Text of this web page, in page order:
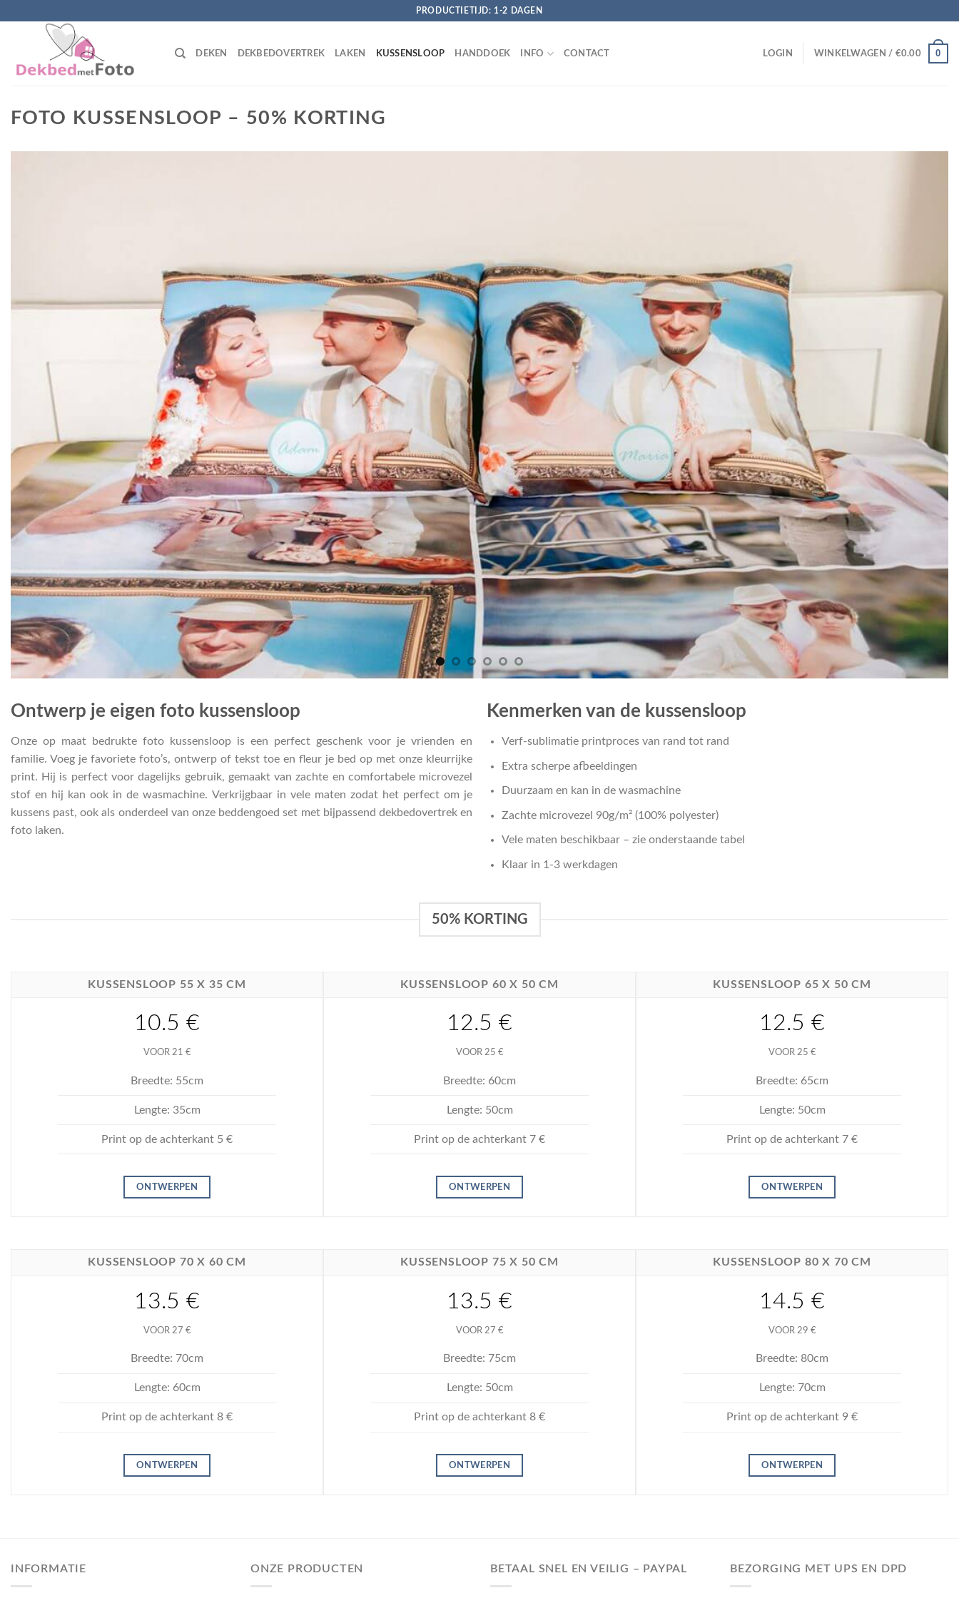
PRODUCTIETIJD: 1-2 DAGEN
DEKEN DEKBEDOVERTREK LAKEN KUSSENSLOOP HANDDOEK INFO CONTACT LOGIN WINKELWAGEN / €0.00 0
FOTO KUSSENSLOOP – 50% KORTING
Ontwerp je eigen foto kussensloop
Onze op maat bedrukte foto kussensloop is een perfect geschenk voor je vrienden en
familie. Voeg je favoriete foto’s, ontwerp of tekst toe en fleur je bed op met onze kleurrijke
print. Hij is perfect voor dagelijks gebruik, gemaakt van zachte en comfortabele microvezel
stof en hij kan ook in de wasmachine. Verkrijgbaar in vele maten zodat het perfect om je
kussens past, ook als onderdeel van onze beddengoed set met bijpassend dekbedovertrek en
foto laken.
Kenmerken van de kussensloop
Verf-sublimatie printproces van rand tot rand
Extra scherpe afbeeldingen
Duurzaam en kan in de wasmachine
Zachte microvezel 90g/m² (100% polyester)
Vele maten beschikbaar – zie onderstaande tabel
Klaar in 1-3 werkdagen
50% KORTING
KUSSENSLOOP 55 X 35 CM
10.5 €
VOOR 21 €
Breedte: 55cm
Lengte: 35cm
Print op de achterkant 5 €
ONTWERPEN
KUSSENSLOOP 60 X 50 CM
12.5 €
VOOR 25 €
Breedte: 60cm
Lengte: 50cm
Print op de achterkant 7 €
ONTWERPEN
KUSSENSLOOP 65 X 50 CM
12.5 €
VOOR 25 €
Breedte: 65cm
Lengte: 50cm
Print op de achterkant 7 €
ONTWERPEN
KUSSENSLOOP 70 X 60 CM
13.5 €
VOOR 27 €
Breedte: 70cm
Lengte: 60cm
Print op de achterkant 8 €
ONTWERPEN
KUSSENSLOOP 75 X 50 CM
13.5 €
VOOR 27 €
Breedte: 75cm
Lengte: 50cm
Print op de achterkant 8 €
ONTWERPEN
KUSSENSLOOP 80 X 70 CM
14.5 €
VOOR 29 €
Breedte: 80cm
Lengte: 70cm
Print op de achterkant 9 €
ONTWERPEN
INFORMATIE ONZE PRODUCTEN BETAAL SNEL EN VEILIG – PAYPAL BEZORGING MET UPS EN DPD